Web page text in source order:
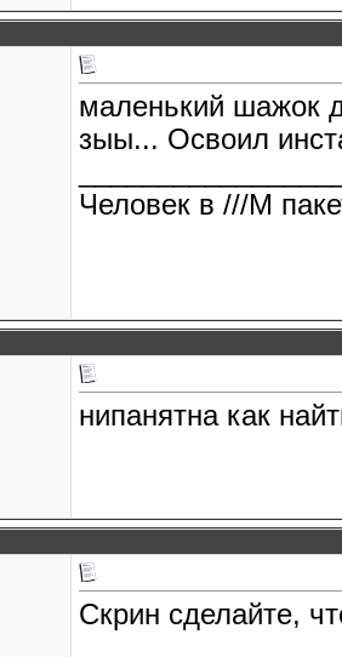
маленький шажок
зыы... Освоил
Человек в ///М
нипанятна как
Скрин сделайте,